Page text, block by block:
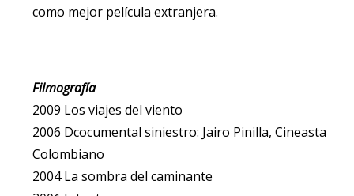
como mejor película extranjera.
Filmografía
2009 Los viajes del viento
2006 Dcocumental siniestro: Jairo Pinilla, Cineasta
Colombiano
2004 La sombra del caminante